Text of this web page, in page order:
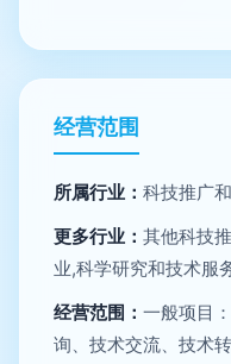
经营范围
所属行业： 科技推广
更多行业： 其他科技
业,科学研究和技术服
经营范围： 一般项目
询、技术交流、技术